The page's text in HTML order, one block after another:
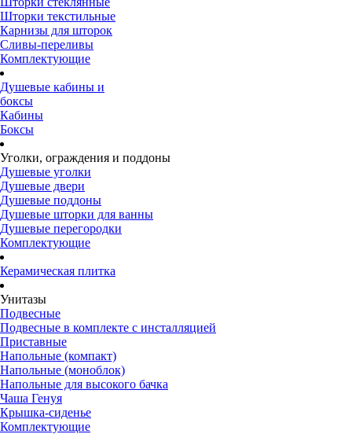
Шторки текстильные
Карнизы для шторок
Сливы-переливы
Комплектующие
Душевые кабины и
боксы
Кабины
Боксы
Уголки, ограждения и поддоны
Душевые уголки
Душевые двери
Душевые поддоны
Душевые шторки для ванны
Душевые перегородки
Комплектующие
Керамическая плитка
Унитазы
Подвесные
Подвесные в комплекте с инсталляцией
Приставные
Напольные (компакт)
Напольные (моноблок)
Напольные для высокого бачка
Чаша Генуя
Крышка-сиденье
Комплектующие